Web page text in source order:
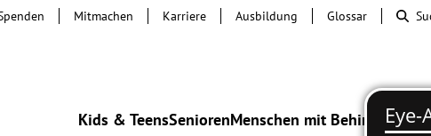
Kids & TeensSeniorenMenschen mit Behinderung
Mitmachen Karriere Ausbildung Glossar